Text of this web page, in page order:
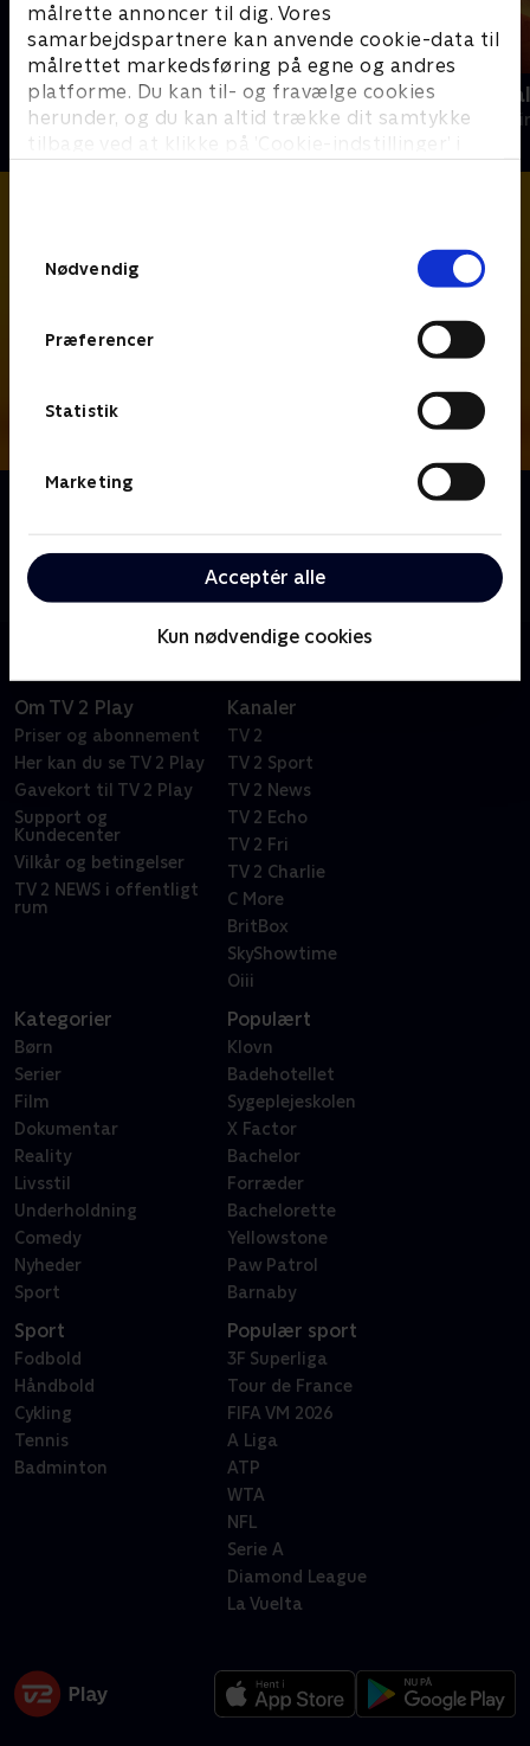
målrette annoncer til dig. Vores
samarbejdspartnere kan anvende cookie-data til
målrettet markedsføring på egne og andres
platforme. Du kan til- og fravælge cookies
herunder, og du kan altid trække dit samtykke
tilbage ved at klikke på ’Cookie-indstillinger’ i
Nødvendig
Præferencer
Statistik
Marketing
Acceptér alle
Kun nødvendige cookies
Kommissær Rex
Krimi & Spænding • 2 sæsoner
Mord på
Krimi &
arbejder sammen om at opklare forbrydelser i denne
canadiske krimiserie.
Om TV 2 Play
Priser og abonnement
Her kan du se TV 2 Play
Gavekort til TV 2 Play
Support og
Kundecenter
Vilkår og betingelser
TV 2 NEWS i offentligt
rum
Kanaler
TV 2
TV 2 Sport
TV 2 News
TV 2 Echo
TV 2 Fri
TV 2 Charlie
C More
BritBox
SkyShowtime
Oiii
Kategorier
Børn
Serier
Film
Dokumentar
Reality
Livsstil
Underholdning
Comedy
Nyheder
Sport
Populært
Klovn
Badehotellet
Sygeplejeskolen
X Factor
Bachelor
Forræder
Bachelorette
Yellowstone
Paw Patrol
Barnaby
Sport
Fodbold
Håndbold
Cykling
Tennis
Badminton
Populær sport
3F Superliga
Tour de France
FIFA VM 2026
A Liga
ATP
WTA
NFL
Serie A
Diamond League
La Vuelta